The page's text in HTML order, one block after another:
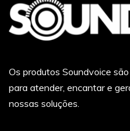
Os produtos Soundvoice
para atender, encantar e
nossas soluções.